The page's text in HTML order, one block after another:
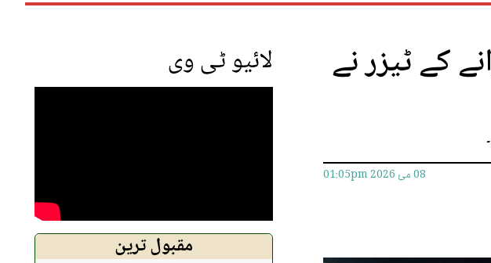
ترانے کے ٹیزر نے
08 مئ 2026 01:05pm
لائیو ٹی وی
مقبول ترین